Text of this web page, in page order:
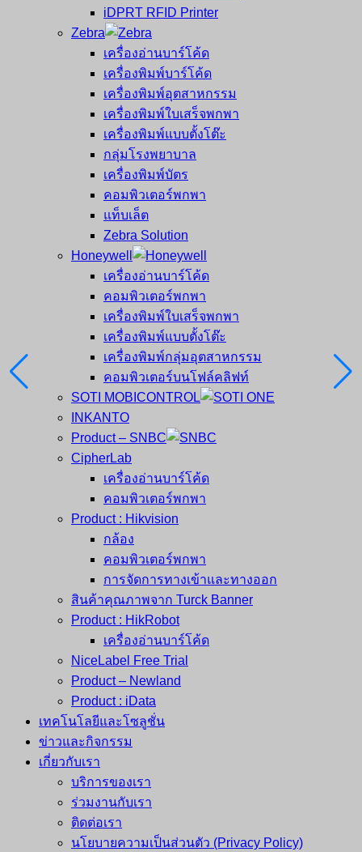
iDPRT RFID Printer
Zebra
เครื่องอ่านบาร์โค้ด
เครื่องพิมพ์บาร์โค้ด
เครื่องพิมพ์อุตสาหกรรม
เครื่องพิมพ์ใบเสร็จพกพา
เครื่องพิมพ์แบบตั้งโต๊ะ
กลุ่มโรงพยาบาล
เครื่องพิมพ์บัตร
คอมพิวเตอร์พกพา
แท็บเล็ต
Zebra Solution
Honeywell
เครื่องอ่านบาร์โค้ด
คอมพิวเตอร์พกพา
เครื่องพิมพ์ใบเสร็จพกพา
เครื่องพิมพ์แบบตั้งโต๊ะ
เครื่องพิมพ์กลุ่มอุตสาหกรรม
คอมพิวเตอร์บนโฟล์คลิฟท์
SOTI MOBICONTROL
INKANTO
Product – SNBC
CipherLab
เครื่องอ่านบาร์โค้ด
คอมพิวเตอร์พกพา
Product : Hikvision
กล้อง
คอมพิวเตอร์พกพา
การจัดการทางเข้าและทางออก
สินค้าคุณภาพจาก Turck Banner
Product : HikRobot
เครื่องอ่านบาร์โค้ด
NiceLabel Free Trial
Product – Newland
Product : iData
เทคโนโลยีและโซลูชั่น
ข่าวและกิจกรรม
เกี่ยวกับเรา
บริการของเรา
ร่วมงานกับเรา
ติดต่อเรา
นโยบายความเป็นส่วนตัว (Privacy Policy)